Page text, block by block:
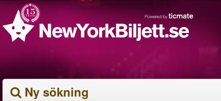
Ny sökning